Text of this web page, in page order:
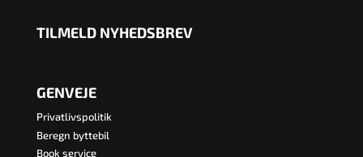
TILMELD NYHEDSBREV
GENVEJE
Privatlivspolitik
Beregn byttebil
Book service